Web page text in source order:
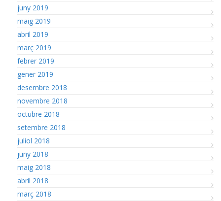
juny 2019
maig 2019
abril 2019
març 2019
febrer 2019
gener 2019
desembre 2018
novembre 2018
octubre 2018
setembre 2018
juliol 2018
juny 2018
maig 2018
abril 2018
març 2018